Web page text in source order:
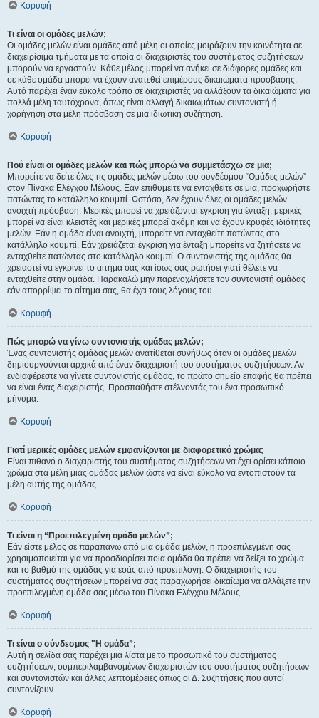
Κορυφή
Τι είναι οι ομάδες μελών;
Οι ομάδες μελών είναι ομάδες από μέλη οι οποίες μοιράζουν την κοινότητα σε
διαχειρίσιμα τμήματα με τα οποία οι διαχειριστές του συστήματος συζητήσεων
μπορούν να εργαστούν. Κάθε μέλος μπορεί να ανήκει σε διάφορες ομάδες και
σε κάθε ομάδα μπορεί να έχουν ανατεθεί επιμέρους δικαιώματα πρόσβασης.
Αυτό παρέχει έναν εύκολο τρόπο σε διαχειριστές να αλλάξουν τα δικαιώματα για
πολλά μέλη ταυτόχρονα, όπως είναι αλλαγή δικαιωμάτων συντονιστή ή
χορήγηση στα μέλη πρόσβαση σε μια ιδιωτική συζήτηση.
Κορυφή
Πού είναι οι ομάδες μελών και πώς μπορώ να συμμετάσχω σε μια;
Μπορείτε να δείτε όλες τις ομάδες μελών μέσω του συνδέσμου “Ομάδες μελών”
στον Πίνακα Ελέγχου Μέλους. Εάν επιθυμείτε να ενταχθείτε σε μια, προχωρήστε
πατώντας το κατάλληλο κουμπί. Ωστόσο, δεν έχουν όλες οι ομάδες μελών
ανοιχτή πρόσβαση. Μερικές μπορεί να χρειάζονται έγκριση για ένταξη, μερικές
μπορεί να είναι κλειστές και μερικές μπορεί ακόμη και να έχουν κρυφές ιδιότητες
μελών. Εάν η ομάδα είναι ανοιχτή, μπορείτε να ενταχθείτε πατώντας στο
κατάλληλο κουμπί. Εάν χρειάζεται έγκριση για ένταξη μπορείτε να ζητήσετε να
ενταχθείτε πατώντας στο κατάλληλο κουμπί. Ο συντονιστής της ομάδας θα
χρειαστεί να εγκρίνει το αίτημα σας και ίσως σας ρωτήσει γιατί θέλετε να
ενταχθείτε στην ομάδα. Παρακαλώ μην παρενοχλήσετε τον συντονιστή ομάδας
εάν απορρίψει το αίτημα σας, θα έχει τους λόγους του.
Κορυφή
Πώς μπορώ να γίνω συντονιστής ομάδας μελών;
Ένας συντονιστής ομάδας μελών ανατίθεται συνήθως όταν οι ομάδες μελών
δημιουργούνται αρχικά από έναν διαχειριστή του συστήματος συζητήσεων. Αν
ενδιαφέρεστε να γίνετε συντονιστής ομάδας, το πρώτο σημείο επαφής θα πρέπει
να είναι ένας διαχειριστής. Προσπαθήστε στέλνοντάς του ένα προσωπικό
μήνυμα.
Κορυφή
Γιατί μερικές ομάδες μελών εμφανίζονται με διαφορετικό χρώμα;
Είναι πιθανό ο διαχειριστής του συστήματος συζητήσεων να έχει ορίσει κάποιο
χρώμα στα μέλη μιας ομάδας μελών ώστε να είναι εύκολο να εντοπιστούν τα
μέλη αυτής της ομάδας.
Κορυφή
Τι είναι η “Προεπιλεγμένη ομάδα μελών”;
Εάν είστε μέλος σε παραπάνω από μια ομάδα μελών, η προεπιλεγμένη σας
χρησιμοποιείται για να προσδιορίσει ποια ομάδα θα πρέπει να δείξει το χρώμα
και το βαθμό της ομάδας για εσάς από προεπιλογή. Ο διαχειριστής του
συστήματος συζητήσεων μπορεί να σας παραχωρήσει δικαίωμα να αλλάξετε την
προεπιλεγμένη ομάδα σας μέσω του Πίνακα Ελέγχου Μέλους.
Κορυφή
Τι είναι ο σύνδεσμος "Η ομάδα”;
Αυτή η σελίδα σας παρέχει μια λίστα με το προσωπικό του συστήματος
συζητήσεων, συμπεριλαμβανομένων διαχειριστών του συστήματος συζητήσεων
και συντονιστών και άλλες λεπτομέρειες όπως οι Δ. Συζητήσεις που αυτοί
συντονίζουν.
Κορυφή